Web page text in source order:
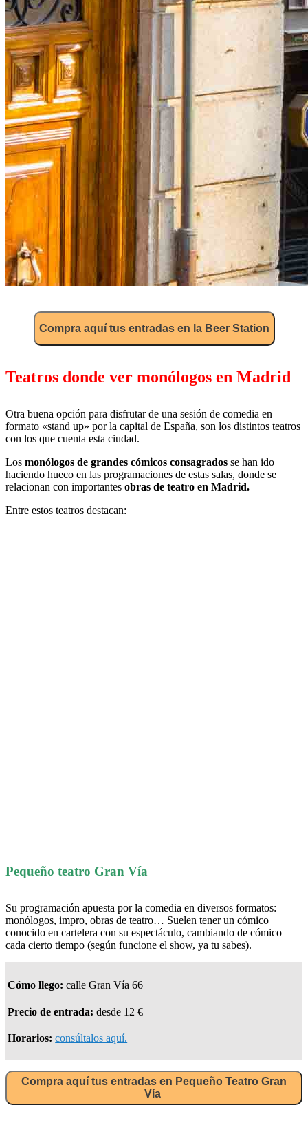
Compra aquí tus entradas en la Beer Station
Teatros donde ver monólogos en Madrid
Otra buena opción para disfrutar de una sesión de comedia en
formato «stand up» por la capital de España, son los distintos teatros
con los que cuenta esta ciudad.
Los monólogos de grandes cómicos consagrados se han ido
haciendo hueco en las programaciones de estas salas, donde se
relacionan con importantes obras de teatro en Madrid.
Entre estos teatros destacan:
Pequeño teatro Gran Vía
Su programación apuesta por la comedia en diversos formatos:
monólogos, impro, obras de teatro… Suelen tener un cómico
conocido en cartelera con su espectáculo, cambiando de cómico
cada cierto tiempo (según funcione el show, ya tu sabes).
Cómo llego: calle Gran Vía 66
Precio de entrada:desde 12 €
Horarios:consúltalos aquí.
Compra aquí tus entradas en Pequeño Teatro Gran
Vía